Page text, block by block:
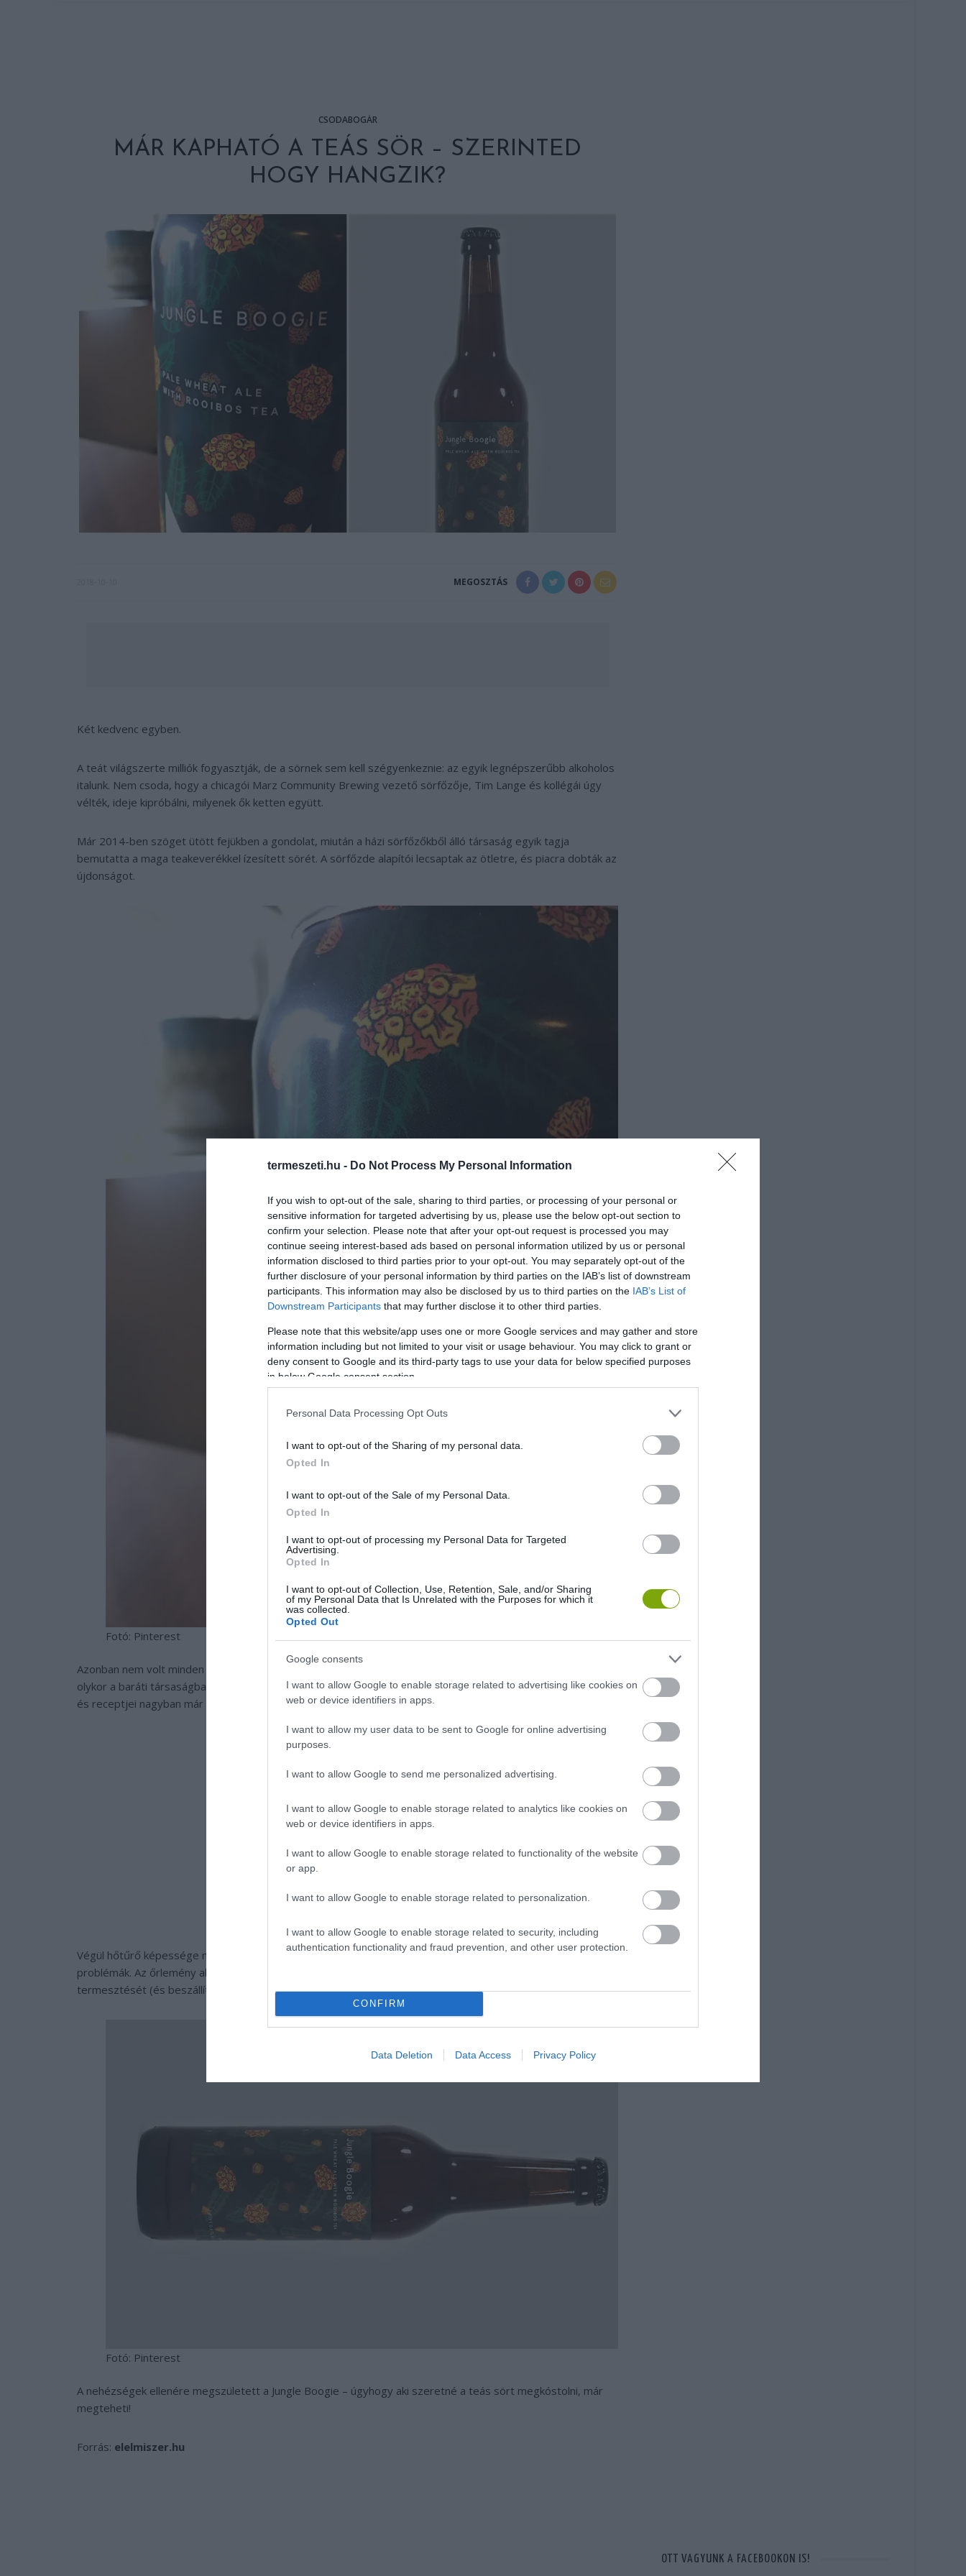
termeszeti.hu - Do Not Process My Personal Information
If you wish to opt-out of the sale, sharing to third parties, or processing of your personal or
sensitive information for targeted advertising by us, please use the below opt-out section to
confirm your selection. Please note that after your opt-out request is processed you may
continue seeing interest-based ads based on personal information utilized by us or personal
information disclosed to third parties prior to your opt-out. You may separately opt-out of the
further disclosure of your personal information by third parties on the IAB’s list of downstream
participants. This information may also be disclosed by us to third parties on the IAB’s List of
Downstream Participants that may further disclose it to other third parties.
Please note that this website/app uses one or more Google services and may gather and store
information including but not limited to your visit or usage behaviour. You may click to grant or
deny consent to Google and its third-party tags to use your data for below specified purposes
in below Google consent section.
Personal Data Processing Opt Outs
I want to opt-out of the Sharing of my personal data.
Opted In
I want to opt-out of the Sale of my Personal Data.
Opted In
I want to opt-out of processing my Personal Data for Targeted
Advertising.
Opted In
I want to opt-out of Collection, Use, Retention, Sale, and/or Sharing
of my Personal Data that Is Unrelated with the Purposes for which it
was collected.
Opted Out
Google consents
I want to allow Google to enable storage related to advertising like cookies on
web or device identifiers in apps.
I want to allow my user data to be sent to Google for online advertising
purposes.
I want to allow Google to send me personalized advertising.
I want to allow Google to enable storage related to analytics like cookies on
web or device identifiers in apps.
I want to allow Google to enable storage related to functionality of the website
or app.
I want to allow Google to enable storage related to personalization.
I want to allow Google to enable storage related to security, including
authentication functionality and fraud prevention, and other user protection.
CONFIRM
Data Deletion Data Access Privacy Policy
CSODABOGÁR
MÁR KAPHATÓ A TEÁS SÖR – SZERINTED
HOGY HANGZIK?
MEGOSZTÁS
Két kedvenc egyben.
A teát világszerte milliók fogyasztják, de a sörnek sem kell szégyenkeznie: az egyik legnépszerűbb alkoholos
italunk. Nem csoda, hogy a chicagói Marz Community Brewing vezető sörfőzője, Tim Lange és kollégái úgy
vélték, ideje kipróbálni, milyenek ők ketten együtt.
Már 2014-ben szöget ütött fejükben a gondolat, miután a házi sörfőzőkből álló társaság egyik tagja
bemutatta a maga teakeverékkel ízesített sörét. A sörfőzde alapítói lecsaptak az ötletre, és piacra dobták az
újdonságot.
Fotó: Pinterest
Azonban nem volt minden ilyen egyszerű, kiderült, hogy ami kistételben működik, nagytételben már nem: az
olykor a baráti társaságban elfogyasztható, olcsón elkészíthető, fantasztikus házisörök egzotikus hozzávalói
és receptjei nagyban már nem állják meg a helyüket.
Végül hőtűrő képessége miatt a dél-afrikai rooibos teát választották alapul a teás sörhöz, de itt is adódtak
problémák. Az őrlemény alapanyagául szolgáló rooibos (vörös fokföldirekettye) jelentősebb volumenű
termesztését (és beszállítását) az aszály néha igencsak megnehezítette.
Fotó: Pinterest
A nehézségek ellenére megszületett a Jungle Boogie – úgyhogy aki szeretné a teás sört megkóstolni, már
megteheti!
Forrás: elelmiszer.hu
OTT VAGYUNK A FACEBOOKON IS!